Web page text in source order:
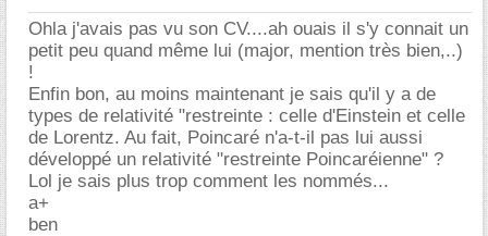
Ohla j'avais pas vu son CV....ah ouais il s'y connait un
petit peu quand même lui (major, mention très bien,..)
!
Enfin bon, au moins maintenant je sais qu'il y a de
types de relativité "restreinte : celle d'Einstein et celle
de Lorentz. Au fait, Poincaré n'a-t-il pas lui aussi
développé un relativité "restreinte Poincaréienne" ?
Lol je sais plus trop comment les nommés...
a+
ben